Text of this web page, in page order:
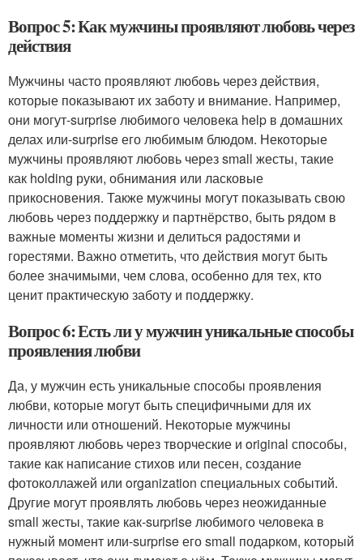
Вопрос 5: Как мужчины проявляют любовь через
действия
Мужчины часто проявляют любовь через действия,
которые показывают их заботу и внимание. Например,
они могут-surprise любимого человека help в домашних
делах или-surprise его любимым блюдом. Некоторые
мужчины проявляют любовь через small жесты, такие
как holding руки, обнимания или ласковые
прикосновения. Также мужчины могут показывать свою
любовь через поддержку и партнёрство, быть рядом в
важные моменты жизни и делиться радостями и
горестями. Важно отметить, что действия могут быть
более значимыми, чем слова, особенно для тех, кто
ценит практическую заботу и поддержку.
Вопрос 6: Есть ли у мужчин уникальные способы
проявления любви
Да, у мужчин есть уникальные способы проявления
любви, которые могут быть специфичными для их
личности или отношений. Некоторые мужчины
проявляют любовь через творческие и original способы,
такие как написание стихов или песен, создание
фотоколлажей или organization специальных событий.
Другие могут проявлять любовь через неожиданные
small жесты, такие как-surprise любимого человека в
нужный момент или-surprise его small подарком, который